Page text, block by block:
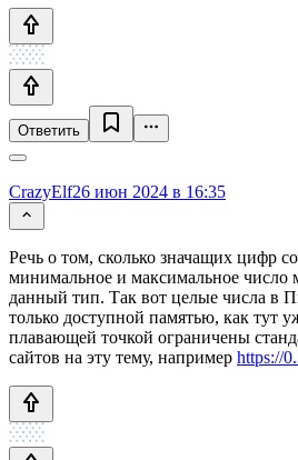
Ответить
CrazyElf26 июн 2024 в 16:35
Речь о том, сколько значащих цифр
минимальное и максимальное
данный тип. Так вот целые числа в
только доступной памятью, как тут
плавающей точкой ограничены
сайтов на эту тему, например https://